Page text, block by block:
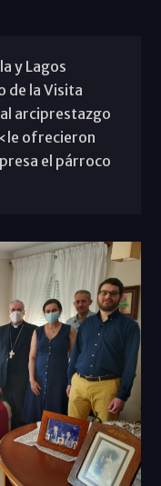
y Lagos
de la Visita
arciprestazgo
ofrecieron
el párroco